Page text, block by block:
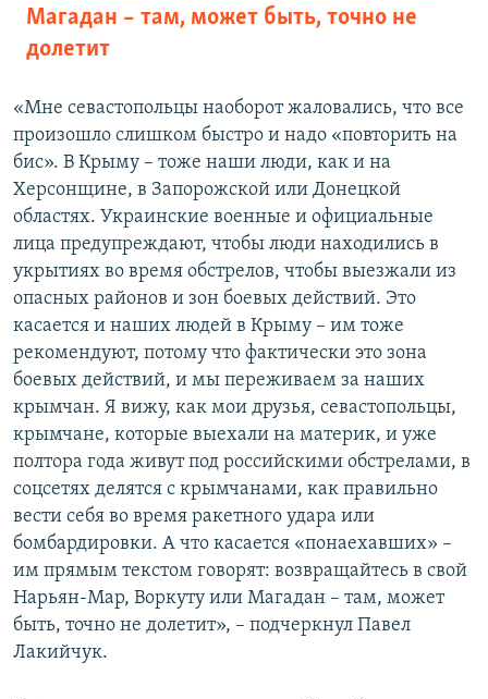
Магадан – там, может быть, точно не
долетит
«Мне севастопольцы наоборот жаловались, что все
произошло слишком быстро и надо «повторить на
бис». В Крыму – тоже наши люди, как и на
Херсонщине, в Запорожской или Донецкой
областях. Украинские военные и официальные
лица предупреждают, чтобы люди находились в
укрытиях во время обстрелов, чтобы выезжали из
опасных районов и зон боевых действий. Это
касается и наших людей в Крыму – им тоже
рекомендуют, потому что фактически это зона
боевых действий, и мы переживаем за наших
крымчан. Я вижу, как мои друзья, севастопольцы,
крымчане, которые выехали на материк, и уже
полтора года живут под российскими обстрелами, в
соцсетях делятся с крымчанами, как правильно
вести себя во время ракетного удара или
бомбардировки. А что касается «понаехавших» –
им прямым текстом говорят: возвращайтесь в свой
Нарьян-Мар, Воркуту или Магадан – там, может
быть, точно не долетит», – подчеркнул Павел
Лакийчук.